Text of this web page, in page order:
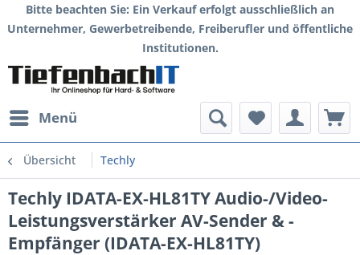
Bitte beachten Sie: Ein Verkauf erfolgt ausschließlich an
Unternehmer, Gewerbetreibende, Freiberufler und öffentliche
Institutionen.
Menü
Übersicht Techly
Techly IDATA-EX-HL81TY Audio-/Video-
Leistungsverstärker AV-Sender & -
Empfänger (IDATA-EX-HL81TY)